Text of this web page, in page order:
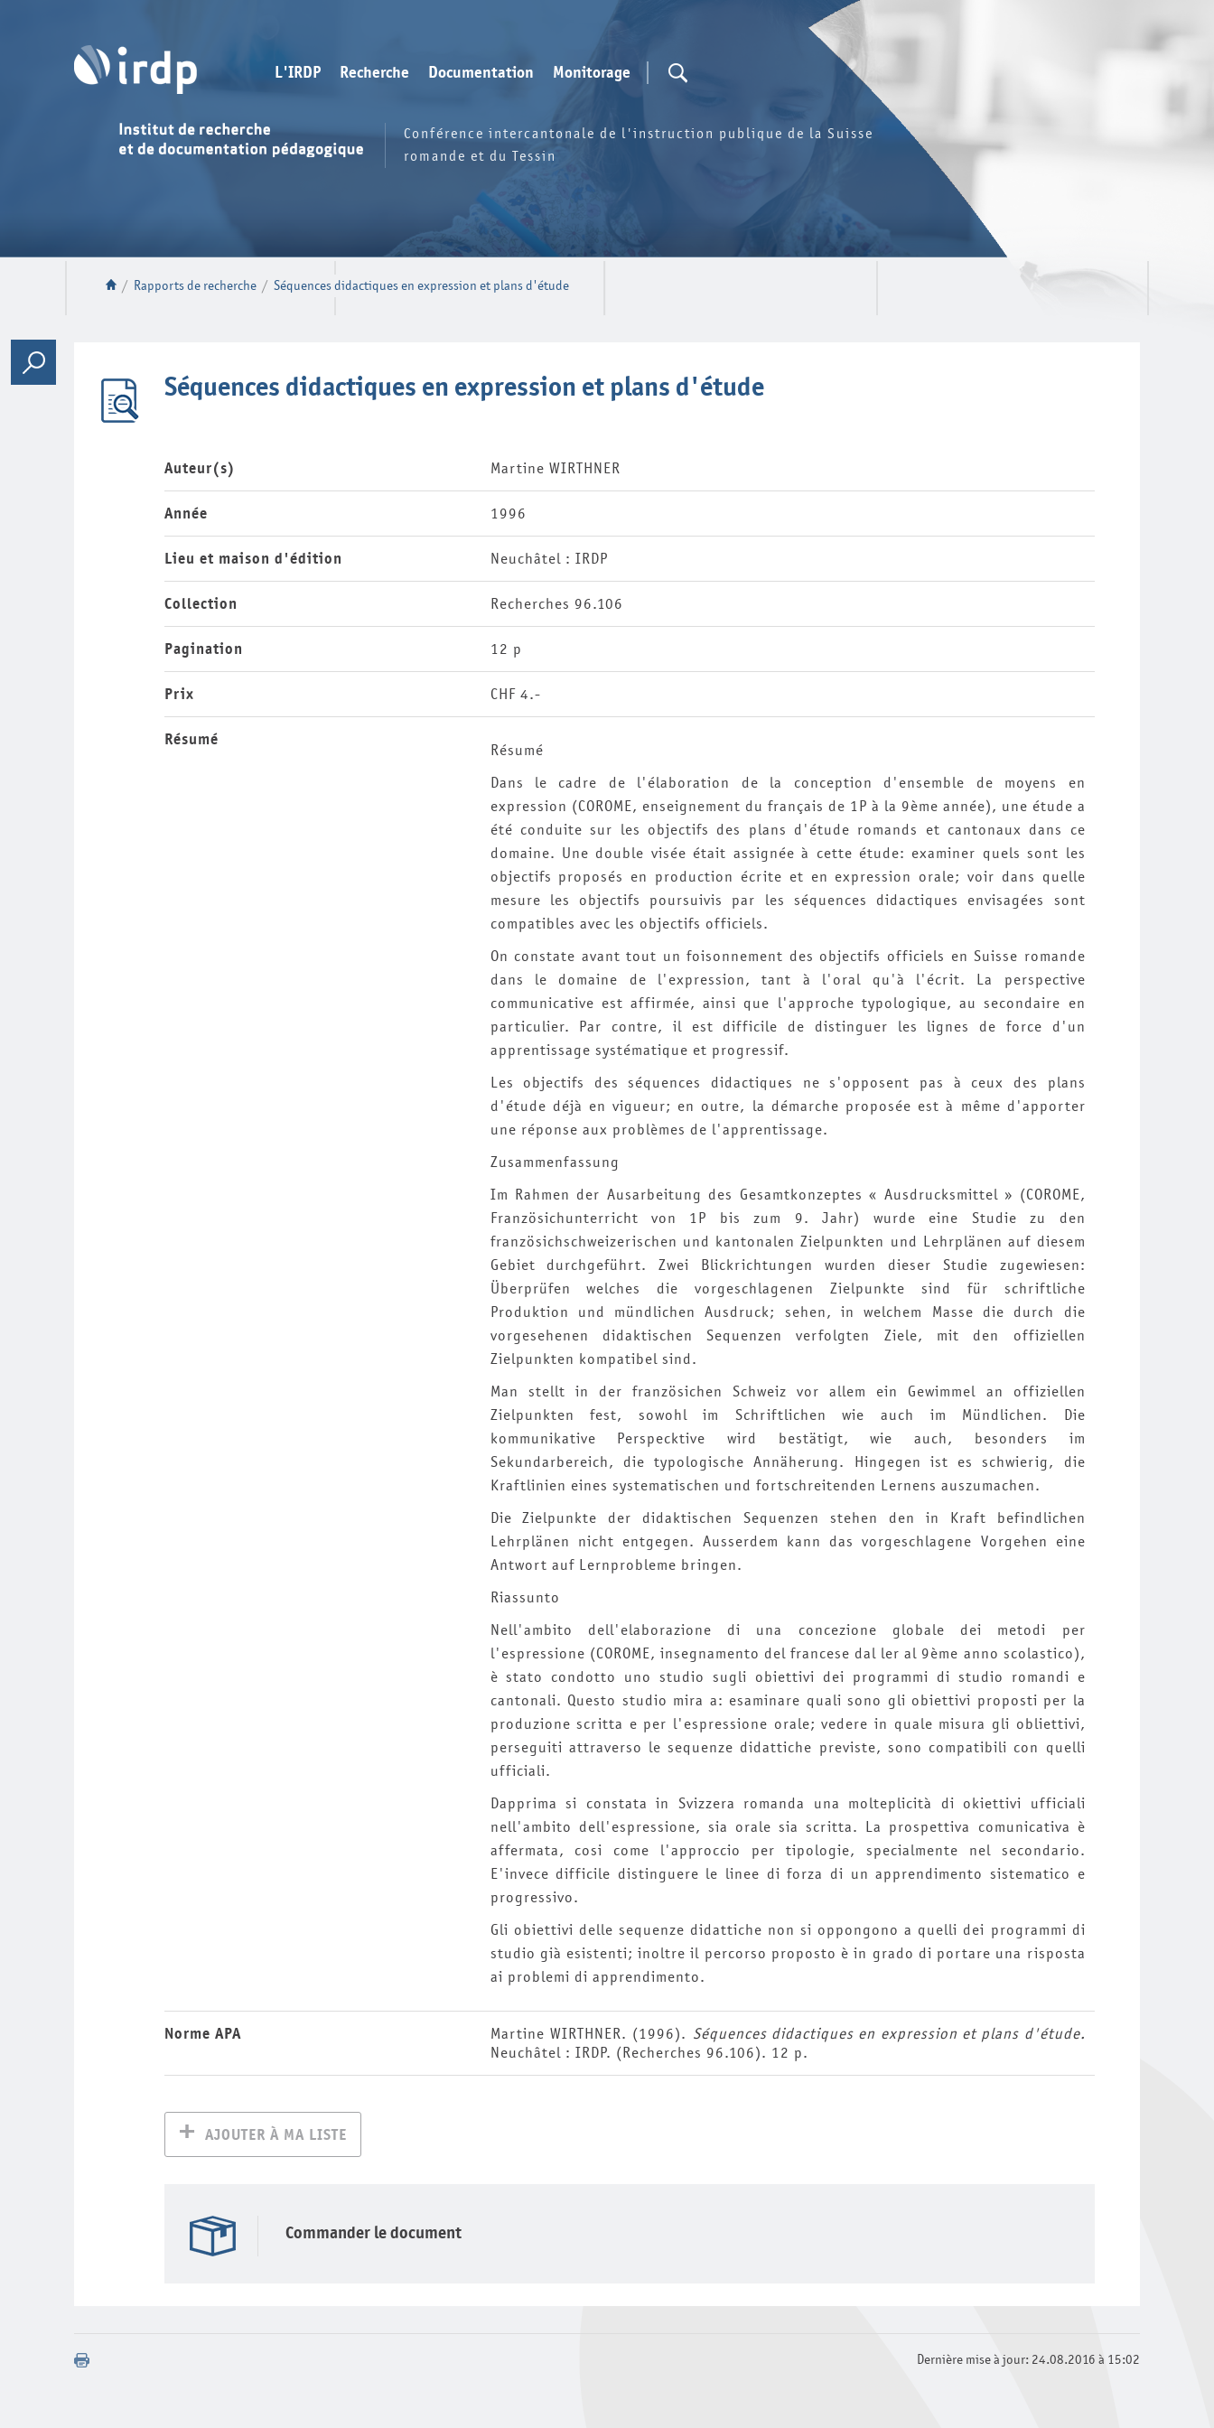
L'IRDP Recherche Documentation Monitorage
Conférence intercantonale de l'instruction publique de la Suisse
romande et du Tessin
/ Rapports de recherche / Séquences didactiques en expression et plans d'étude
Séquences didactiques en expression et plans d'étude
Auteur(s) Martine WIRTHNER
Année 1996
Lieu et maison d'édition Neuchâtel : IRDP
Collection Recherches 96.106
Pagination 12 p
Prix CHF 4.-
Résumé
Résumé
Dans le cadre de l'élaboration de la conception d'ensemble de moyens en
expression (COROME, enseignement du français de 1P à la 9ème année), une étude a
été conduite sur les objectifs des plans d'étude romands et cantonaux dans ce
domaine. Une double visée était assignée à cette étude: examiner quels sont les
objectifs proposés en production écrite et en expression orale; voir dans quelle
mesure les objectifs poursuivis par les séquences didactiques envisagées sont
compatibles avec les objectifs officiels.
On constate avant tout un foisonnement des objectifs officiels en Suisse romande
dans le domaine de l'expression, tant à l'oral qu'à l'écrit. La perspective
communicative est affirmée, ainsi que l'approche typologique, au secondaire en
particulier. Par contre, il est difficile de distinguer les lignes de force d'un
apprentissage systématique et progressif.
Les objectifs des séquences didactiques ne s'opposent pas à ceux des plans
d'étude déjà en vigueur; en outre, la démarche proposée est à même d'apporter
une réponse aux problèmes de l'apprentissage.
Zusammenfassung
Im Rahmen der Ausarbeitung des Gesamtkonzeptes « Ausdrucksmittel » (COROME,
Französichunterricht von 1P bis zum 9. Jahr) wurde eine Studie zu den
französichschweizerischen und kantonalen Zielpunkten und Lehrplänen auf diesem
Gebiet durchgeführt. Zwei Blickrichtungen wurden dieser Studie zugewiesen:
Überprüfen welches die vorgeschlagenen Zielpunkte sind für schriftliche
Produktion und mündlichen Ausdruck; sehen, in welchem Masse die durch die
vorgesehenen didaktischen Sequenzen verfolgten Ziele, mit den offiziellen
Zielpunkten kompatibel sind.
Man stellt in der französichen Schweiz vor allem ein Gewimmel an offiziellen
Zielpunkten fest, sowohl im Schriftlichen wie auch im Mündlichen. Die
kommunikative Perspecktive wird bestätigt, wie auch, besonders im
Sekundarbereich, die typologische Annäherung. Hingegen ist es schwierig, die
Kraftlinien eines systematischen und fortschreitenden Lernens auszumachen.
Die Zielpunkte der didaktischen Sequenzen stehen den in Kraft befindlichen
Lehrplänen nicht entgegen. Ausserdem kann das vorgeschlagene Vorgehen eine
Antwort auf Lernprobleme bringen.
Riassunto
Nell'ambito dell'elaborazione di una concezione globale dei metodi per
l'espressione (COROME, insegnamento del francese dal ler al 9ème anno scolastico),
è stato condotto uno studio sugli obiettivi dei programmi di studio romandi e
cantonali. Questo studio mira a: esaminare quali sono gli obiettivi proposti per la
produzione scritta e per l'espressione orale; vedere in quale misura gli obliettivi,
perseguiti attraverso le sequenze didattiche previste, sono compatibili con quelli
ufficiali.
Dapprima si constata in Svizzera romanda una molteplicità di okiettivi ufficiali
nell'ambito dell'espressione, sia orale sia scritta. La prospettiva comunicativa è
affermata, cosi come l'approccio per tipologie, specialmente nel secondario.
E'invece difficile distinguere le linee di forza di un apprendimento sistematico e
progressivo.
Gli obiettivi delle sequenze didattiche non si oppongono a quelli dei programmi di
studio già esistenti; inoltre il percorso proposto è in grado di portare una risposta
ai problemi di apprendimento.
Norme APA Martine WIRTHNER. (1996). Séquences didactiques en expression et plans d'étude.
Neuchâtel : IRDP. (Recherches 96.106). 12 p.
AJOUTER À MA LISTE
Commander le document
Dernière mise à jour: 24.08.2016 à 15:02